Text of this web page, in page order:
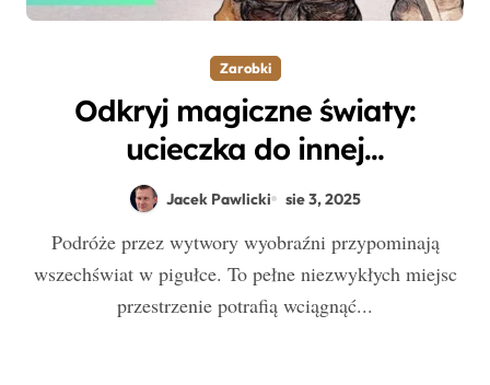
Zarobki
Odkryj magiczne światy:
ucieczka do innej
rzeczywistości w filmach i
Jacek Pawlicki sie 3, 2025
Podróże przez wytwory wyobraźni przypominają
wszechświat w pigułce. To pełne niezwykłych miejsc
przestrzenie potrafią wciągnąć...